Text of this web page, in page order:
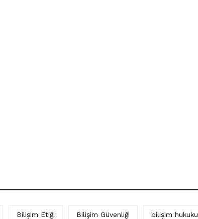
Bilişim Etiği Bilişim Güvenliği bilişim hukuku